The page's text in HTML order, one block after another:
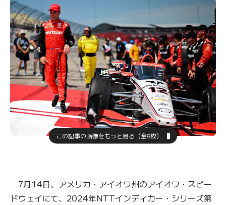
この記事の画像をもっと見る（全8枚）
7月14日、アメリカ・アイオワ州のアイオワ・スピー
ドウェイにて、2024年NTTインディカー・シリーズ第